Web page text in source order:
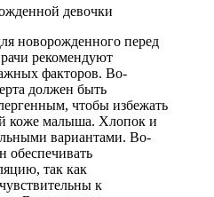
новорожденного перед
рекомендуют
факторов. Во-
должен быть
чтобы избежать
коже малыша. Хлопок и
вариантами. Во-
обеспечивать
так как
к